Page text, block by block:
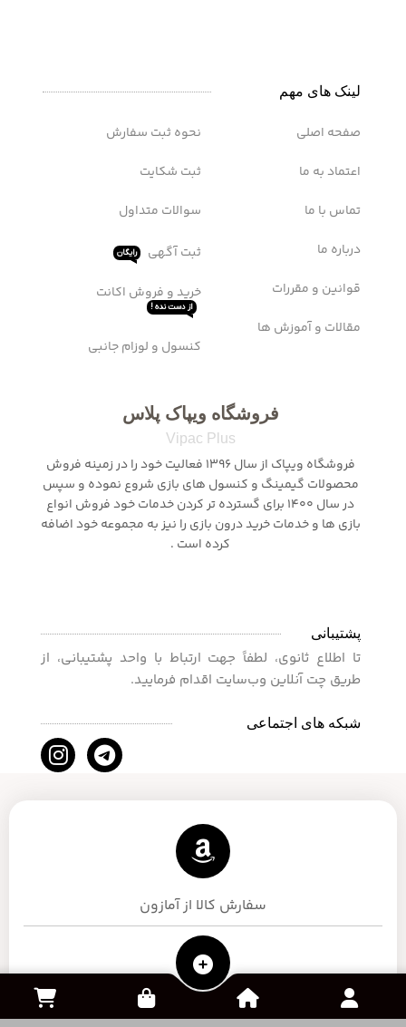
لینک های مهم
صفحه اصلی
اعتماد به ما
تماس با ما
درباره ما
قوانین و مقررات
مقالات و آموزش ها
نحوه ثبت سفارش
ثبت شکایت
سوالات متداول
ثبت آگهی رایگان
خرید و فروش اکانت
از دست نده !
کنسول و لوزام جانبی
فروشگاه ویپاک پلاس
Vipac Plus
فروشگاه ویپاک از سال 1396 فعالیت خود را در زمینه فروش
محصولات گیمینگ و کنسول های بازی شروع نموده و سپس
در سال 1400 برای گسترده تر کردن خدمات خود فروش انواع
بازی ها و خدمات خرید درون بازی را نیز به مجموعه خود اضافه
کرده است .
پشتیبانی
تا اطلاع ثانوی، لطفاً جهت ارتباط با واحد پشتیبانی، از
طریق چت آنلاین وب‌سایت اقدام فرمایید.
شبکه های اجتماعی
سفارش کالا از آمازون
خرید و فروش اکانت بازی